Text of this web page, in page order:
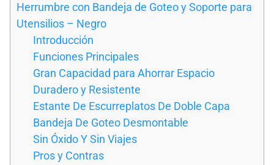
Herrumbre con Bandeja de Goteo y Soporte para
Utensilios – Negro
Introducción
Funciones Principales
Gran Capacidad para Ahorrar Espacio
Duradero y Resistente
Estante De Escurreplatos De Doble Capa
Bandeja De Goteo Desmontable
Sin Óxido Y Sin Viajes
Pros y Contras